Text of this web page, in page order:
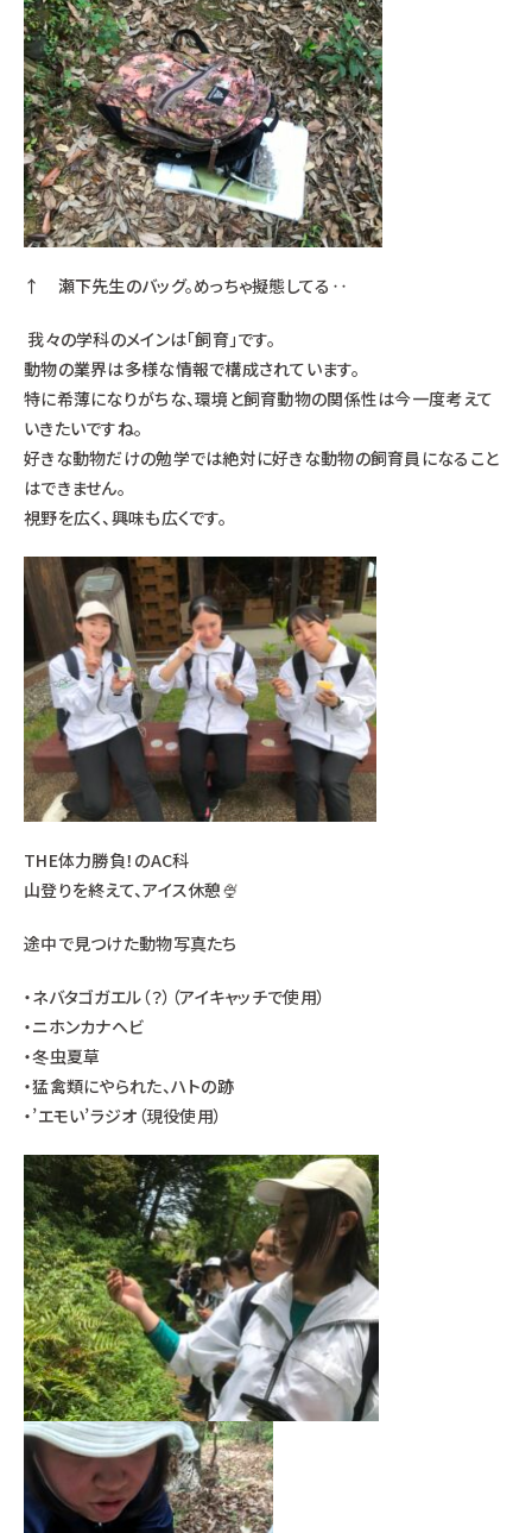
↑ 瀬下先生のバッグ。めっちゃ擬態してる‥
我々の学科のメインは「飼育」です。
動物の業界は多様な情報で構成されています。
特に希薄になりがちな、環境と飼育動物の関係性は今一度考えて
いきたいですね。
好きな動物だけの勉学では絶対に好きな動物の飼育員になること
はできません。
視野を広く、興味も広くです。
THE体力勝負！のAC科
山登りを終えて、アイス休憩🍨
途中で見つけた動物写真たち
・ネバタゴガエル（？）（アイキャッチで使用）
・ニホンカナヘビ
・冬虫夏草
・猛禽類にやられた、ハトの跡
・’エモい’ラジオ（現役使用）